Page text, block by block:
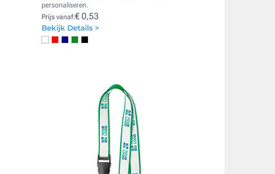
personaliseren.
Prijs vanaf:€ 0,53
Bekijk Details >